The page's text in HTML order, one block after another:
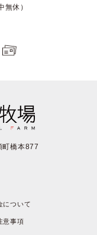
休）
町橋本877
について
意事項